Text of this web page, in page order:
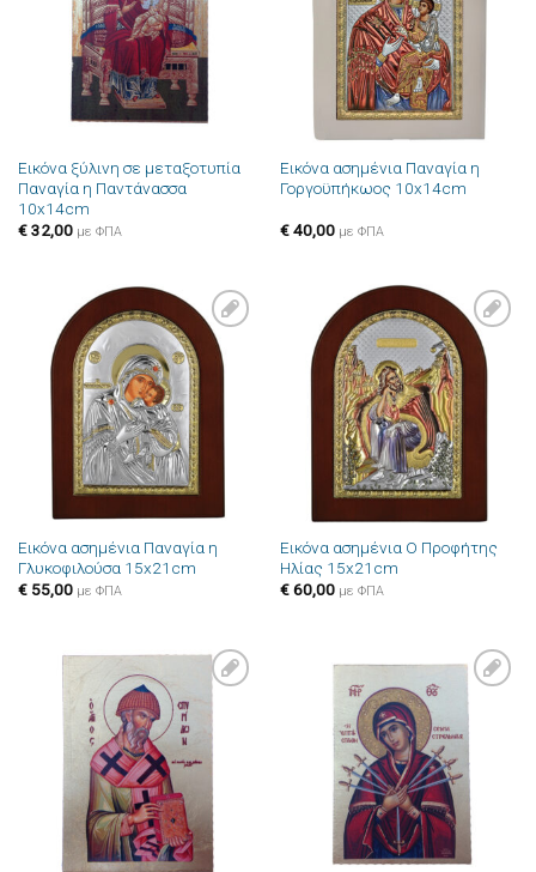
Εικόνα ξύλινη σε μεταξοτυπία
Παναγία η Παντάνασσα
10x14cm
€32,00 με ΦΠΑ
Εικόνα ασημένια Παναγία η
Γοργοϋπήκωος 10x14cm
€40,00 με ΦΠΑ
Πρόσθήκη
στην λίστα
επιθυμιών
Εικόνα ασημένια Παναγία η
Γλυκοφιλούσα 15x21cm
€55,00 με ΦΠΑ
Πρόσθήκη
στην λίστα
επιθυμιών
Εικόνα ασημένια Ο Προφήτης
Ηλίας 15x21cm
€60,00 με ΦΠΑ
Πρόσθήκη
στην λίστα
επιθυμιών
επιθυμιών